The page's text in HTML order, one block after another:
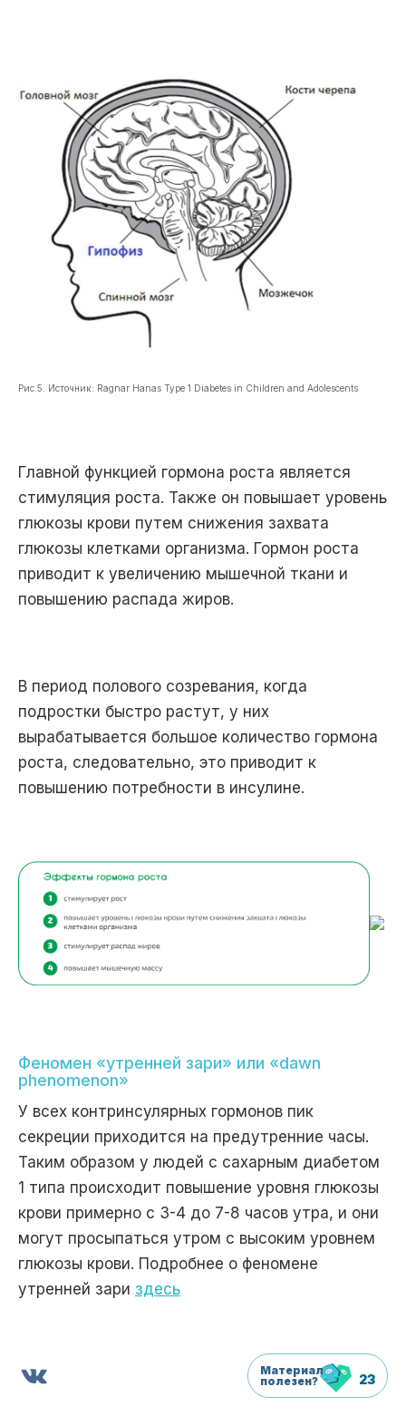
Рис.5. Источник: Ragnar Hanas Type 1 Diabetes in Children and Adolescents
Главной функцией гормона роста является
стимуляция роста. Также он повышает уровень
глюкозы крови путем снижения захвата
глюкозы клетками организма. Гормон роста
приводит к увеличению мышечной ткани и
повышению распада жиров.
В период полового созревания, когда
подростки быстро растут, у них
вырабатывается большое количество гормона
роста, следовательно, это приводит к
повышению потребности в инсулине.
Феномен «утренней зари» или «dawn
phenomenon»
У всех контринсулярных гормонов пик
секреции приходится на предутренние часы.
Таким образом у людей с сахарным диабетом
1 типа происходит повышение уровня глюкозы
крови примерно с 3-4 до 7-8 часов утра, и они
могут просыпаться утром с высоким уровнем
глюкозы крови. Подробнее о феномене
утренней зари здесь
Материал
полезен?
23